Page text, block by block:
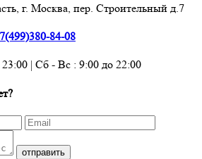
г. Москва, пер. Строительный д.7
84-08
| Сб - Вс : 9:00 до 22:00
отправить